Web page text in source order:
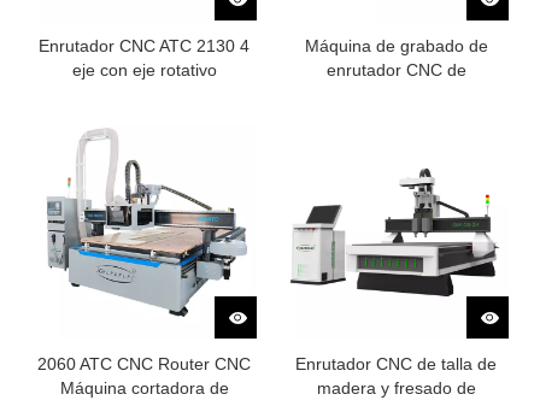
Enrutador CNC ATC 2130 4
eje con eje rotativo
Máquina de grabado de
enrutador CNC de
2060 ATC CNC Router CNC
Máquina cortadora de
Enrutador CNC de talla de
madera y fresado de